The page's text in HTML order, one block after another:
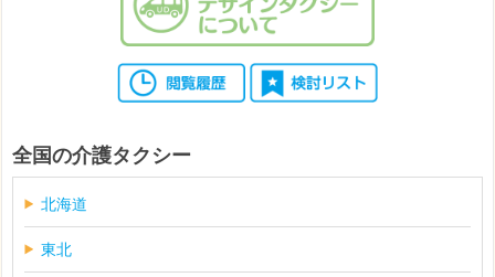
全国の介護タクシー
北海道
東北